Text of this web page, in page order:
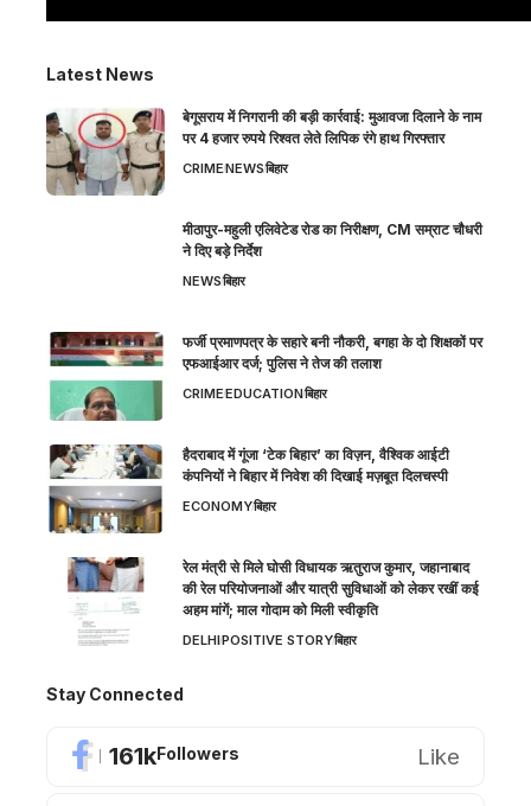
Latest News
बेगूसराय में निगरानी की बड़ी कार्रवाई: मुआवजा दिलाने के नाम
पर 4 हजार रुपये रिश्वत लेते लिपिक रंगे हाथ गिरफ्तार
CRIMENEWSबिहार
मीठापुर-महुली एलिवेटेड रोड का निरीक्षण, CM सम्राट चौधरी
ने दिए बड़े निर्देश
NEWSबिहार
फर्जी प्रमाणपत्र के सहारे बनी नौकरी, बगहा के दो शिक्षकों पर
एफआईआर दर्ज; पुलिस ने तेज की तलाश
CRIMEEDUCATIONबिहार
हैदराबाद में गूंजा ‘टेक बिहार’ का विज़न, वैश्विक आईटी
कंपनियों ने बिहार में निवेश की दिखाई मज़बूत दिलचस्पी
ECONOMYबिहार
रेल मंत्री से मिले घोसी विधायक ऋतुराज कुमार, जहानाबाद
की रेल परियोजनाओं और यात्री सुविधाओं को लेकर रखीं कई
अहम मांगें; माल गोदाम को मिली स्वीकृति
DELHIPOSITIVE STORYबिहार
Stay Connected
161kFollowers Like